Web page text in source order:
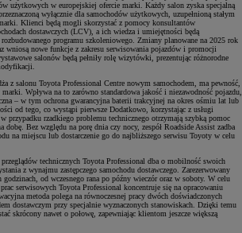
użytkowych w europejskiej ofercie marki. Każdy salon zyska specjalną
wyłącznie dla samochodów użytkowych, uzupełnioną stałym
Klienci będą mogli skorzystać z pomocy konsultantów
dostawczych (LCV), a ich wiedza i umiejętności będą
programu szkoleniowego. Zmiany planowane na 2025 rok
wniosą nowe funkcje z zakresu serwisowania pojazdów i promocji
salonów będą pełniły rolę wizytówki, prezentując różnorodne
z salonu Toyota Professional Centre nowym samochodem, ma pewność,
marki. Wpływa na to zarówno standardowa jakość i niezawodność pojazdu,
– w tym ochrona gwarancyjna baterii trakcyjnej na okres ośmiu lat lub
od tego, co wystąpi pierwsze Dodatkowo, korzystając z usługi
przypadku rzadkiego problemu technicznego otrzymają szybką pomoc
Bez względu na porę dnia czy nocy, zespół Roadside Assist zadba
na miejscu lub dostarczenie go do najbliższego serwisu Toyoty w celu
technicznych Toyota Professional dba o mobilność swoich
z wynajmu zastępczego samochodu dostawczego. Zarezerwowany
godzinach, od wczesnego rana po późny wieczór oraz w soboty. W celu
serwisowych Toyota Professional koncentruje się na opracowaniu
metoda polega na równoczesnej pracy dwóch doświadczonych
dostawczym przy specjalnie wyznaczonych stanowiskach. Dzięki temu
skrócony nawet o połowę, zapewniając klientom jeszcze większą